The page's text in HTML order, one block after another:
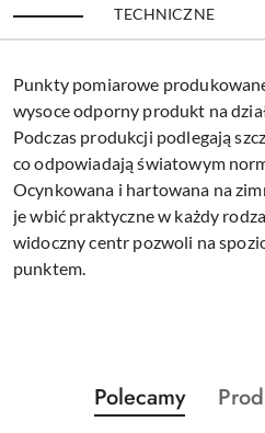
TECHNICZNE
Punkty pomiarowe
wysoce odporny produkt na
Podczas produkcji podlegają
co odpowiadają światowym
Ocynkowana i hartowana na
je wbić praktyczne w każdy
widoczny centr pozwoli na
punktem.
Pomiń karuzelę
Produkty
o
Polecamy